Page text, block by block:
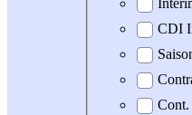
CDI
Cont.